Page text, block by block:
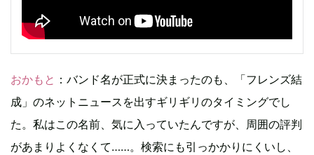
おかもと ：バンド名が正式に決まったのも、「フレンズ結
成」のネットニュースを出すギリギリのタイミングでし
た。私はこの名前、気に入っていたんですが、周囲の評判
があまりよくなくて……。検索にも引っかかりにくいし、